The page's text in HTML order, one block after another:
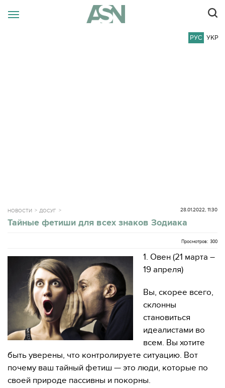
РУС УКР
НОВОСТИ ДОСУГ 28.01.2022, 11:30
Тайные фетиши для всех знаков Зодиака
Просмотров: 300
1. Овен (21 марта –
19 апреля)
Вы, скорее всего,
склонны
становиться
идеалистами во
всем. Вы хотите
быть уверены, что контролируете ситуацию. Вот
почему ваш тайный фетиш — это люди, которые по
своей природе пассивны и покорны.